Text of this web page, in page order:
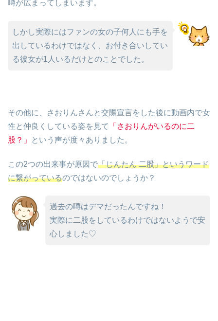
噂が広まってしまいます。
しかし実際にはファンの女の子何人にも手を
出しているわけではなく、お付き合いしてい
る彼女が1人いるだけとのことでした。
その他に、さおりんさんと交際宣言をした後に動画内で女
性と仲良くしている姿を見て
「さおりんがいるのに二
股？」
という声が度々ありました。
この2つの出来事が原因で「じんたん 二股」というワード
に繋がっているのではないのでしょうか？
過去の噂はデマだったんですね！
実際に二股をしているわけではないようで安
心しました♡